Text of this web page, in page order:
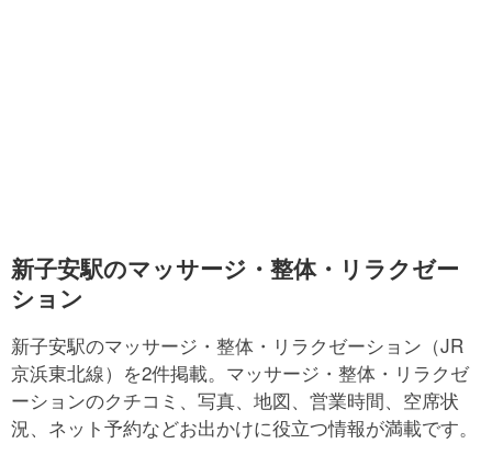
新子安駅のマッサージ・整体・リラクゼー
ション
新子安駅のマッサージ・整体・リラクゼーション（JR
京浜東北線）を2件掲載。マッサージ・整体・リラクゼ
ーションのクチコミ、写真、地図、営業時間、空席状
況、ネット予約などお出かけに役立つ情報が満載です。